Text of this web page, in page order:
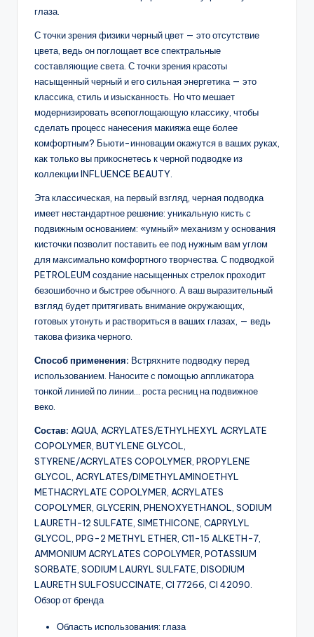
глаза.
С точки зрения физики черный цвет — это отсутствие
цвета, ведь он поглощает все спектральные
составляющие света. С точки зрения красоты
насыщенный черный и его сильная энергетика — это
классика, стиль и изысканность. Но что мешает
модернизировать всепоглощающую классику, чтобы
сделать процесс нанесения макияжа еще более
комфортным? Бьюти-инновации окажутся в ваших руках,
как только вы прикоснетесь к черной подводке из
коллекции INFLUENCE BEAUTY.
Эта классическая, на первый взгляд, черная подводка
имеет нестандартное решение: уникальную кисть с
подвижным основанием: «умный» механизм у основания
кисточки позволит поставить ее под нужным вам углом
для максимально комфортного творчества. С подводкой
PETROLEUM создание насыщенных стрелок проходит
безошибочно и быстрее обычного. А ваш выразительный
взгляд будет притягивать внимание окружающих,
готовых утонуть и раствориться в ваших глазах, — ведь
такова физика черного.
Способ применения: Встряхните подводку перед
использованием. Наносите с помощью аппликатора
тонкой линией по линии… роста ресниц на подвижное
веко.
Состав: AQUA, ACRYLATES/ETHYLHEXYL ACRYLATE
COPOLYMER, BUTYLENE GLYCOL,
STYRENE/ACRYLATES COPOLYMER, PROPYLENE
GLYCOL, ACRYLATES/DIMETHYLAMINOETHYL
METHACRYLATE COPOLYMER, ACRYLATES
COPOLYMER, GLYCERIN, PHENOXYETHANOL, SODIUM
LAURETH-12 SULFATE, SIMETHICONE, CAPRYLYL
GLYCOL, PPG-2 METHYL ETHER, C11-15 ALKETH-7,
AMMONIUM ACRYLATES COPOLYMER, POTASSIUM
SORBATE, SODIUM LAURYL SULFATE, DISODIUM
LAURETH SULFOSUCCINATE, CI 77266, CI 42090.
Обзор от бренда
Область использования: глаза